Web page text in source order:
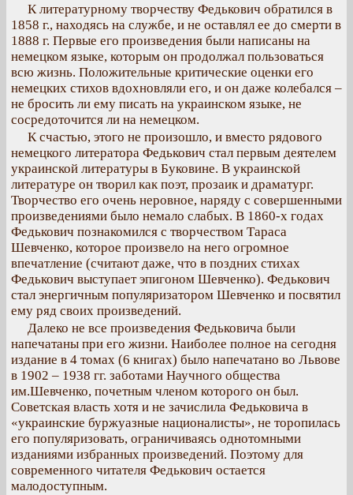
К литературному творчеству Федькович обратился в
1858 г., находясь на службе, и не оставлял ее до смерти в
1888 г. Первые его произведения были написаны на
немецком языке, которым он продолжал пользоваться
всю жизнь. Положительные критические оценки его
немецких стихов вдохновляли его, и он даже колебался –
не бросить ли ему писать на украинском языке, не
сосредоточится ли на немецком.
К счастью, этого не произошло, и вместо рядового
немецкого литератора Федькович стал первым деятелем
украинской литературы в Буковине. В украинской
литературе он творил как поэт, прозаик и драматург.
Творчество его очень неровное, наряду с совершенными
произведениями было немало слабых. В 1860-х годах
Федькович познакомился с творчеством Тараса
Шевченко, которое произвело на него огромное
впечатление (считают даже, что в поздних стихах
Федькович выступает эпигоном Шевченко). Федькович
стал энергичным популяризатором Шевченко и посвятил
ему ряд своих произведений.
Далеко не все произведения Федьковича были
напечатаны при его жизни. Наиболее полное на сегодня
издание в 4 томах (6 книгах) было напечатано во Львове
в 1902 – 1938 гг. заботами Научного общества
им.Шевченко, почетным членом которого он был.
Советская власть хотя и не зачислила Федьковича в
«украинские буржуазные националисты», не торопилась
его популяризовать, ограничиваясь однотомными
изданиями избранных произведений. Поэтому для
современного читателя Федькович остается
малодоступным.